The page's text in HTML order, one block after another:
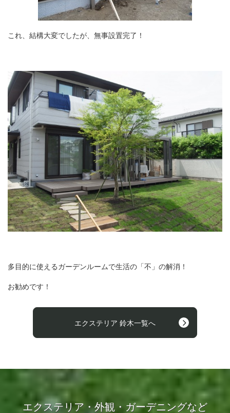
これ、結構大変でしたが、無事設置完了！
多目的に使えるガーデンルームで生活の「不」の解消 ！
お勧めです！
エクステリア 鈴木一覧へ
エクステリア・外観・ガーデニングなど